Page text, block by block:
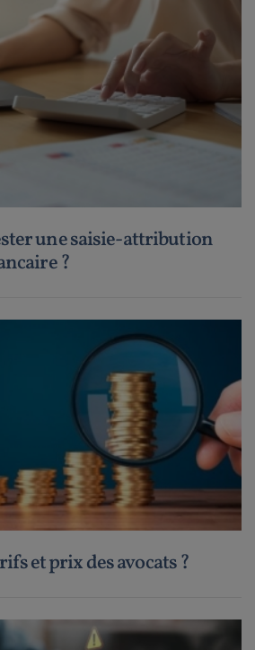
une saisie-attribution
?
et prix des avocats ?